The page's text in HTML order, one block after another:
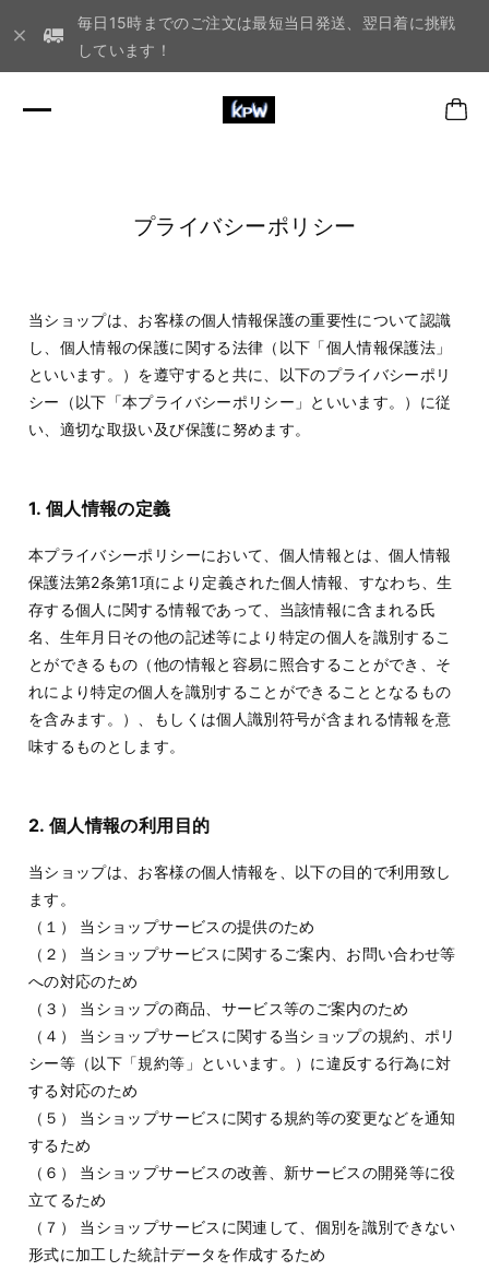
毎日15時までのご注文は最短当日発送、翌日着に挑戦
しています！
プライバシーポリシー
当ショップは、お客様の個人情報保護の重要性について認識
し、個人情報の保護に関する法律（以下「個人情報保護法」
といいます。）を遵守すると共に、以下のプライバシーポリ
シー（以下「本プライバシーポリシー」といいます。）に従
い、適切な取扱い及び保護に努めます。
1. 個人情報の定義
本プライバシーポリシーにおいて、個人情報とは、個人情報
保護法第2条第1項により定義された個人情報、すなわち、生
存する個人に関する情報であって、当該情報に含まれる氏
名、生年月日その他の記述等により特定の個人を識別するこ
とができるもの（他の情報と容易に照合することができ、そ
れにより特定の個人を識別することができることとなるもの
を含みます。）、もしくは個人識別符号が含まれる情報を意
味するものとします。
2. 個人情報の利用目的
当ショップは、お客様の個人情報を、以下の目的で利用致し
ます。
（１） 当ショップサービスの提供のため
（２） 当ショップサービスに関するご案内、お問い合わせ等
への対応のため
（３） 当ショップの商品、サービス等のご案内のため
（４） 当ショップサービスに関する当ショップの規約、ポリ
シー等（以下「規約等」といいます。）に違反する行為に対
する対応のため
（５） 当ショップサービスに関する規約等の変更などを通知
するため
（６） 当ショップサービスの改善、新サービスの開発等に役
立てるため
（７） 当ショップサービスに関連して、個別を識別できない
形式に加工した統計データを作成するため